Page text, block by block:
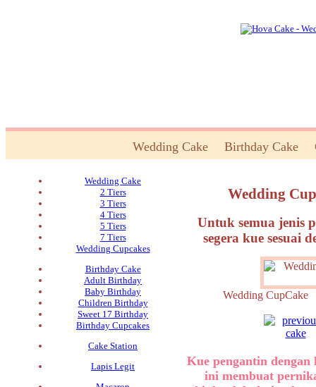
Wedding Cake Birthday Cake
Wedding Cake
2 Tiers
3 Tiers
4 Tiers
5 Tiers
7 Tiers
Wedding Cupcakes
Birthday Cake
Adult Birthday
Baby Birthday
Children Birthday
Sweet 17 Birthday
Birthday Cupcakes
Cake Station
Lapis Legit
Wedding
Untuk semua jenis
segera kue sesuai
Wedding
Kue pengantin
ini membuat